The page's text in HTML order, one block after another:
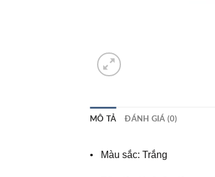
MÔ TẢ ĐÁNH GIÁ (0)
• Màu sắc: Trắng